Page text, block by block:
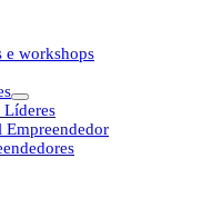
e workshops
Líderes